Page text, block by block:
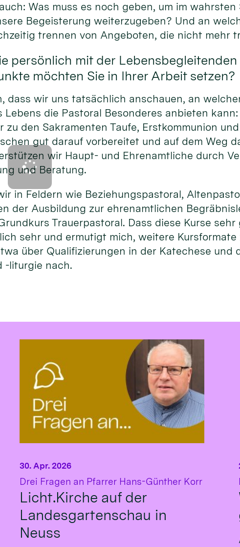
Was muss es noch geben, um im wahrsten
Begeisterung weiterzugeben? Und an
trennen von Angeboten, die nicht mehr
persönlich mit der
möchten Sie in Ihrer Arbeit setzen?
dass wir uns tatsächlich anschauen, an
die Pastoral Besonderes anbieten kann:
zu den Sakramenten Taufe, Erstkommunion
gut darauf vorbereitet und auf dem Weg
wir Haupt- und Ehrenamtliche durch
und Beratung.
in Feldern wie Beziehungspastoral,
der Ausbildung zur ehrenamtlichen
Trauerpastoral. Dass diese Kurse
sehr und ermutigt mich, weitere Kursformate
über Qualifizierungen in der Katechese und
-liturgie nach.
Drei Fragen an Pfarrer Hans-Günther Korr:
Licht.Kirche auf der
Landesgartenschau in
Neuss
30. Apr. 2026